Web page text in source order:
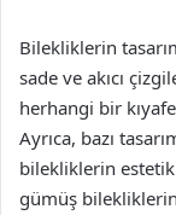
Bilekliklerin
sade ve akıcı
herhangi bir
Ayrıca, bazı
bilekliklerin estetik
gümüş